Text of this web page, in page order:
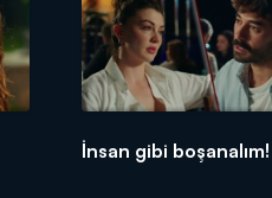
İnsan gibi boşanalım!